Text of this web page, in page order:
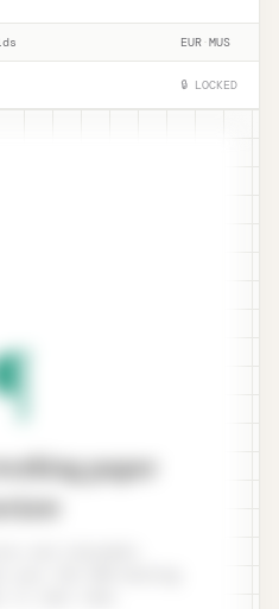
→
EUR·MUS
🔒 LOCKED
paper